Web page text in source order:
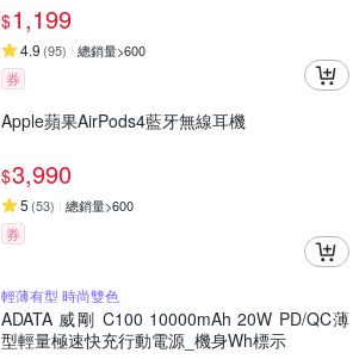
$1,199
4.9 (95) 總銷量>600
券
Apple蘋果AirPods4藍牙無線耳機
$3,990
5 (53) 總銷量>600
券
輕薄有型 時尚雙色
ADATA 威剛 C100 10000mAh 20W PD/QC薄
型輕量極速快充行動電源_機身Wh標示